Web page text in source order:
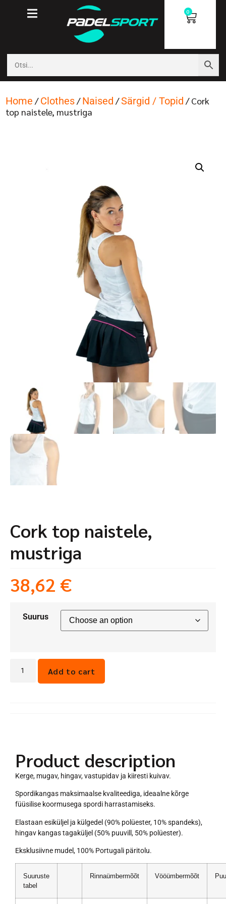
0
Home /Clothes/Naised /Särgid / Topid / Cork
top naistele, mustriga
Cork top naistele,
mustriga
38,62 €
Suurus
Add to cart
Product description
Kerge, mugav, hingav, vastupidav ja kiiresti kuivav.
Spordikangas maksimaalse kvaliteediga, ideaalne kõrge
füüsilise koormusega spordi harrastamiseks.
Elastaan esiküljel ja külgedel (90% polüester, 10% spandeks),
hingav kangas tagaküljel (50% puuvill, 50% polüester).
Eksklusiivne mudel, 100% Portugali päritolu.
Suuruste
tabel
Rinnaümbermõõt Vööümbermõõt